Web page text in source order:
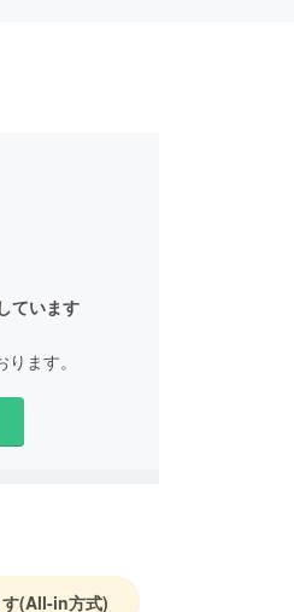
ています
(All-in方式)